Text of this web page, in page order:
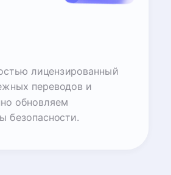
лицензированный
переводов и
обновляем
безопасности.